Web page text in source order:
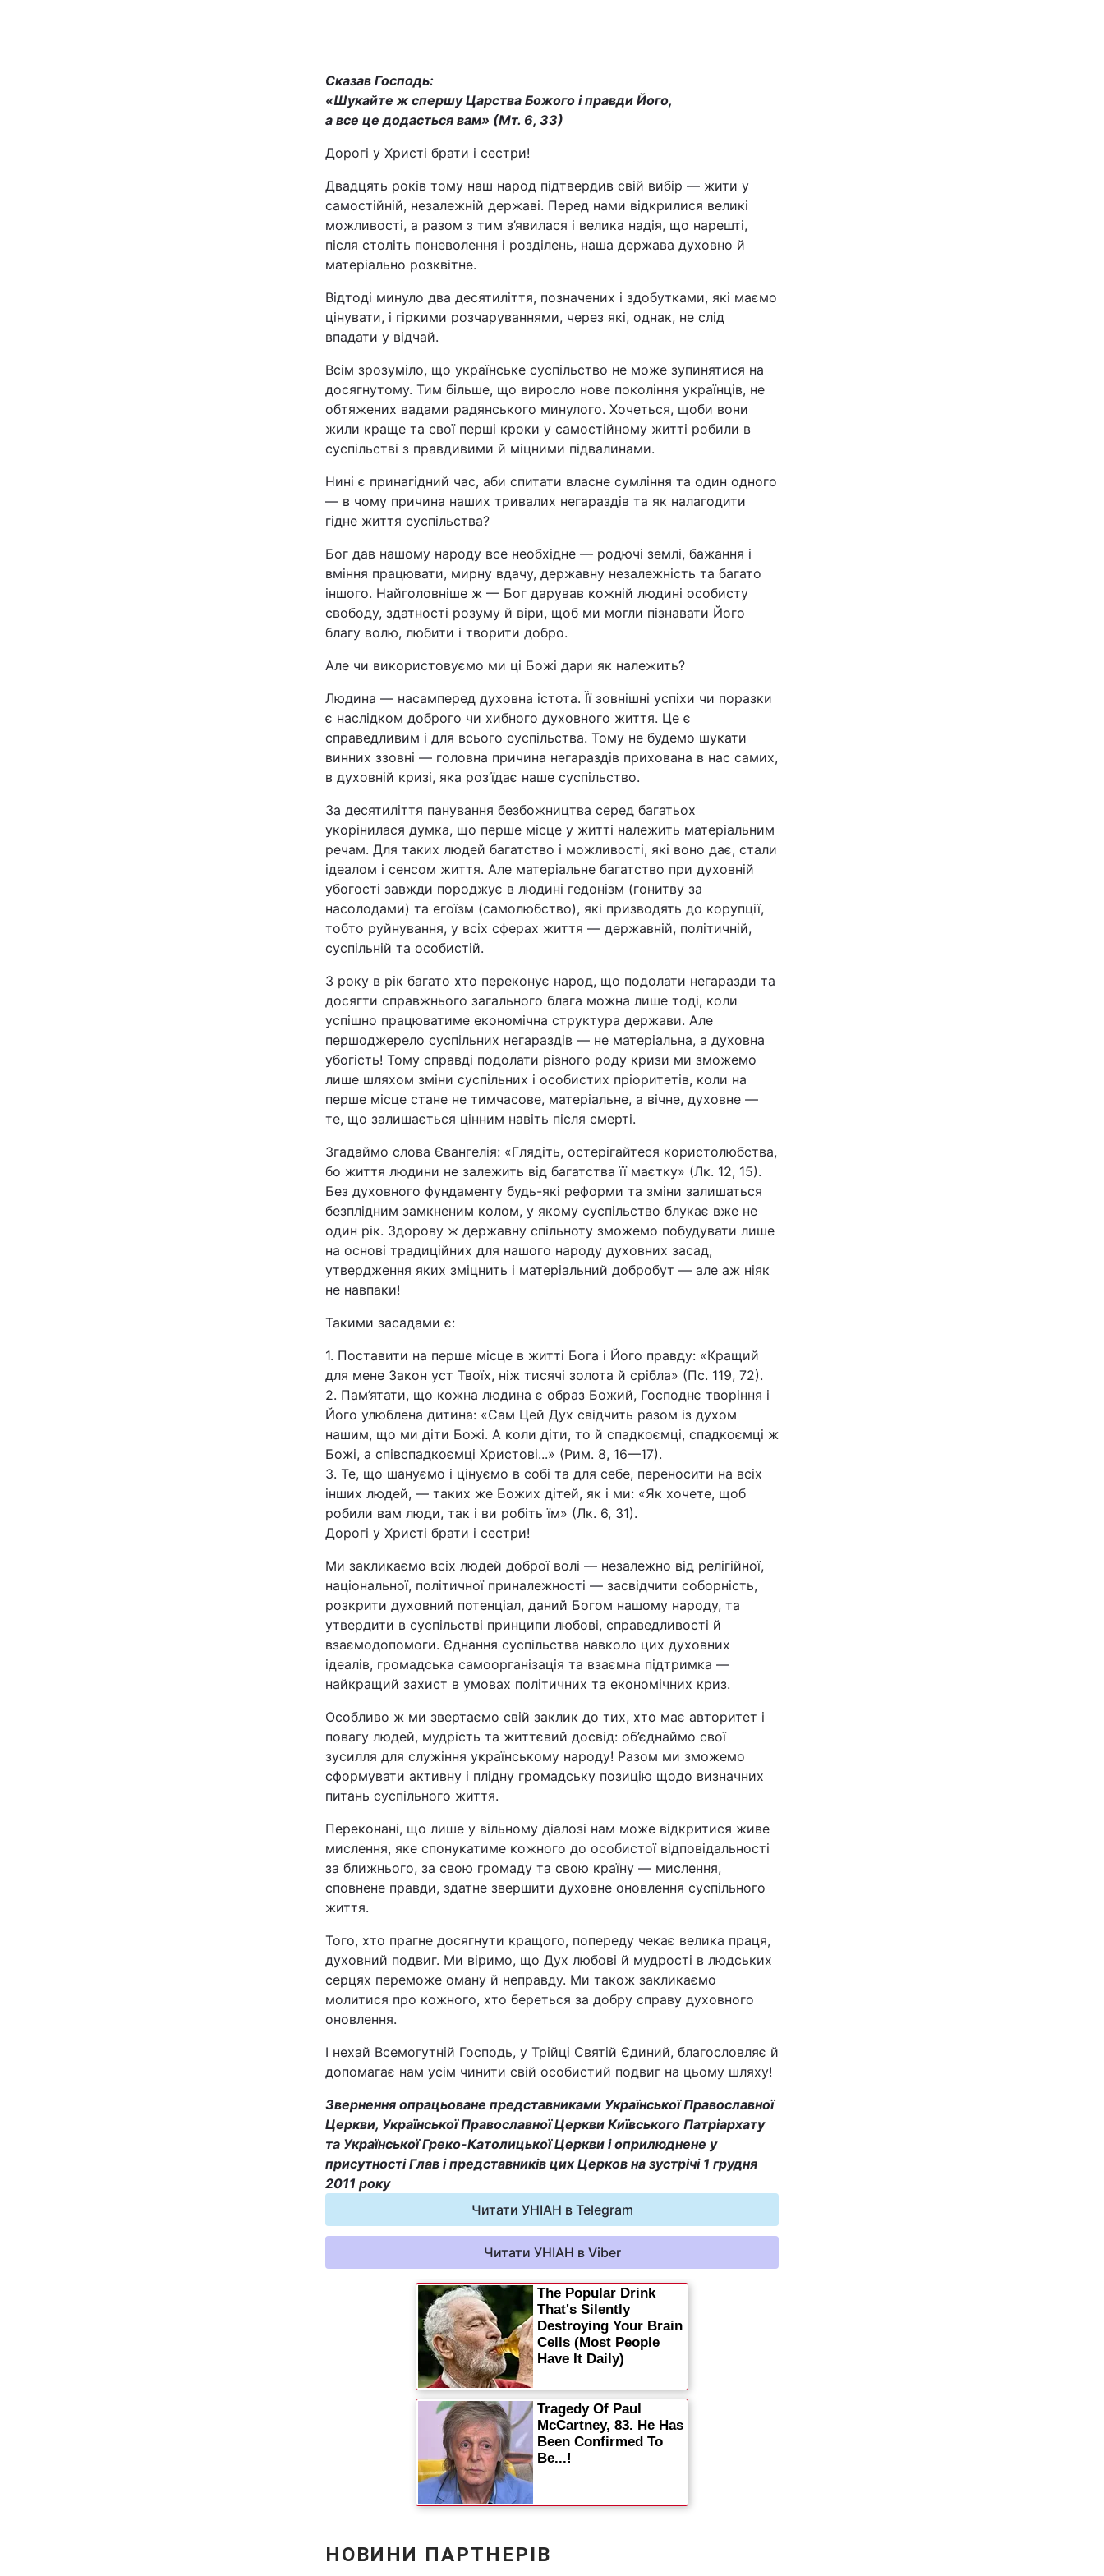
Політика
Світ
Львів
Харків
Лайт
Туризм
Погода
Статті
Вакансії
Фотобанк
Пресцентр
Сказав Господь:
«Шукайте ж спершу Царства Божого і правди Його,
а все це додасться вам» (Мт. 6, 33)
Дорогі у Христі брати і сестри!
Двадцять років тому наш народ підтвердив свій вибір — жити у
самостійній, незалежній державі. Перед нами відкрилися великі
можливості, а разом з тим з’явилася і велика надія, що нарешті,
після століть поневолення і розділень, наша держава духовно й
матеріально розквітне.
Відтоді минуло два десятиліття, позначених і здобутками, які маємо
цінувати, і гіркими розчаруваннями, через які, однак, не слід
впадати у відчай.
Всім зрозуміло, що українське суспільство не може зупинятися на
досягнутому. Тим більше, що виросло нове покоління українців, не
обтяжених вадами радянського минулого. Хочеться, щоби вони
жили краще та свої перші кроки у самостійному житті робили в
суспільстві з правдивими й міцними підвалинами.
Нині є принагідний час, аби спитати власне сумління та один одного
— в чому причина наших тривалих негараздів та як налагодити
гідне життя суспільства?
Бог дав нашому народу все необхідне — родючі землі, бажання і
вміння працювати, мирну вдачу, державну незалежність та багато
іншого. Найголовніше ж — Бог дарував кожній людині особисту
свободу, здатності розуму й віри, щоб ми могли пізнавати Його
благу волю, любити і творити добро.
Але чи використовуємо ми ці Божі дари як належить?
Людина — насамперед духовна істота. Її зовнішні успіхи чи поразки
є наслідком доброго чи хибного духовного життя. Це є
справедливим і для всього суспільства. Тому не будемо шукати
винних ззовні — головна причина негараздів прихована в нас самих,
в духовній кризі, яка роз’їдає наше суспільство.
За десятиліття панування безбожництва серед багатьох
укорінилася думка, що перше місце у житті належить матеріальним
речам. Для таких людей багатство і можливості, які воно дає, стали
ідеалом і сенсом життя. Але матеріальне багатство при духовній
убогості завжди породжує в людині гедонізм (гонитву за
насолодами) та егоїзм (самолюбство), які призводять до корупції,
тобто руйнування, у всіх сферах життя — державній, політичній,
суспільній та особистій.
З року в рік багато хто переконує народ, що подолати негаразди та
досягти справжнього загального блага можна лише тоді, коли
успішно працюватиме економічна структура держави. Але
першоджерело суспільних негараздів — не матеріальна, а духовна
убогість! Тому справді подолати різного роду кризи ми зможемо
лише шляхом зміни суспільних і особистих пріоритетів, коли на
перше місце стане не тимчасове, матеріальне, а вічне, духовне —
те, що залишається цінним навіть після смерті.
Згадаймо слова Євангелія: «Глядіть, остерігайтеся користолюбства,
бо життя людини не залежить від багатства її маєтку» (Лк. 12, 15).
Без духовного фундаменту будь-які реформи та зміни залишаться
безплідним замкненим колом, у якому суспільство блукає вже не
один рік. Здорову ж державну спільноту зможемо побудувати лише
на основі традиційних для нашого народу духовних засад,
утвердження яких зміцнить і матеріальний добробут — але аж ніяк
не навпаки!
Такими засадами є:
1. Поставити на перше місце в житті Бога і Його правду: «Кращий
для мене Закон уст Твоїх, ніж тисячі золота й срібла» (Пс. 119, 72).
2. Пам’ятати, що кожна людина є образ Божий, Господнє творіння і
Його улюблена дитина: «Сам Цей Дух свідчить разом із духом
нашим, що ми діти Божі. А коли діти, то й спадкоємці, спадкоємці ж
Божі, а співспадкоємці Христові...» (Рим. 8, 16—17).
3. Те, що шануємо і цінуємо в собі та для себе, переносити на всіх
інших людей, — таких же Божих дітей, як і ми: «Як хочете, щоб
робили вам люди, так і ви робіть їм» (Лк. 6, 31).
Дорогі у Христі брати і сестри!
Ми закликаємо всіх людей доброї волі — незалежно від релігійної,
національної, політичної приналежності — засвідчити соборність,
розкрити духовний потенціал, даний Богом нашому народу, та
утвердити в суспільстві принципи любові, справедливості й
взаємодопомоги. Єднання суспільства навколо цих духовних
ідеалів, громадська самоорганізація та взаємна підтримка —
найкращий захист в умовах політичних та економічних криз.
Особливо ж ми звертаємо свій заклик до тих, хто має авторитет і
повагу людей, мудрість та життєвий досвід: об’єднаймо свої
зусилля для служіння українському народу! Разом ми зможемо
сформувати активну і плідну громадську позицію щодо визначних
питань суспільного життя.
Переконані, що лише у вільному діалозі нам може відкритися живе
мислення, яке спонукатиме кожного до особистої відповідальності
за ближнього, за свою громаду та свою країну — мислення,
сповнене правди, здатне звершити духовне оновлення суспільного
життя.
Того, хто прагне досягнути кращого, попереду чекає велика праця,
духовний подвиг. Ми віримо, що Дух любові й мудрості в людських
серцях переможе оману й неправду. Ми також закликаємо
молитися про кожного, хто береться за добру справу духовного
оновлення.
І нехай Всемогутній Господь, у Трійці Святій Єдиний, благословляє й
допомагає нам усім чинити свій особистий подвиг на цьому шляху!
Звернення опрацьоване представниками Української Православної
Церкви, Української Православної Церкви Київського Патріархату
та Української Греко-Католицької Церкви і оприлюднене у
присутності Глав і представників цих Церков на зустрічі 1 грудня
2011 року
Читати УНІАН в Telegram
Читати УНІАН в Viber